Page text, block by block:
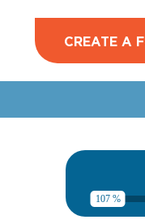
CREATE A
107 %